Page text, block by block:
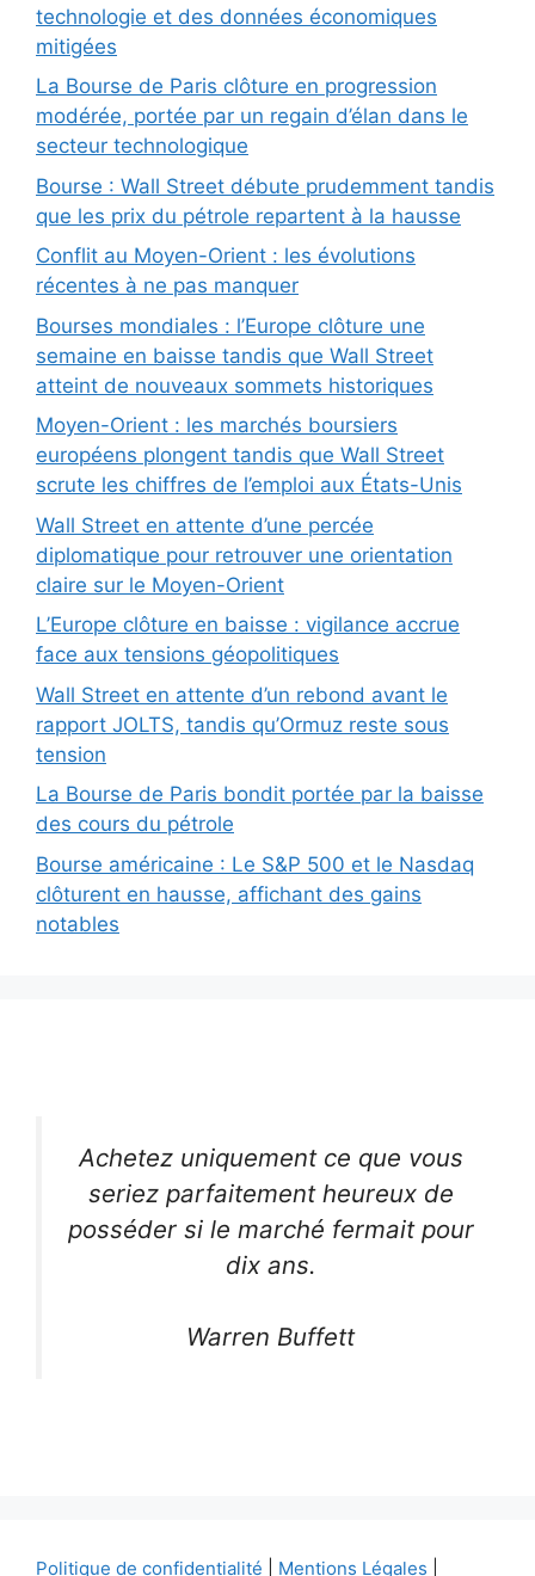
technologie et des données économiques
mitigées
La Bourse de Paris clôture en progression
modérée, portée par un regain d’élan dans le
secteur technologique
Bourse : Wall Street débute prudemment tandis
que les prix du pétrole repartent à la hausse
Conflit au Moyen-Orient : les évolutions
récentes à ne pas manquer
Bourses mondiales : l’Europe clôture une
semaine en baisse tandis que Wall Street
atteint de nouveaux sommets historiques
Moyen-Orient : les marchés boursiers
européens plongent tandis que Wall Street
scrute les chiffres de l’emploi aux États-Unis
Wall Street en attente d’une percée
diplomatique pour retrouver une orientation
claire sur le Moyen-Orient
L’Europe clôture en baisse : vigilance accrue
face aux tensions géopolitiques
Wall Street en attente d’un rebond avant le
rapport JOLTS, tandis qu’Ormuz reste sous
tension
La Bourse de Paris bondit portée par la baisse
des cours du pétrole
Bourse américaine : Le S&P 500 et le Nasdaq
clôturent en hausse, affichant des gains
notables
Achetez uniquement ce que vous
seriez parfaitement heureux de
posséder si le marché fermait pour
dix ans.
Warren Buffett
Politique de confidentialité Mentions Légales